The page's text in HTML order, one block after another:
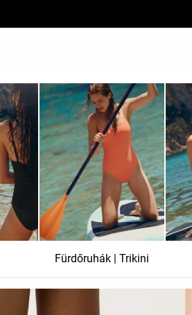
Fürdőruhák | Trikini